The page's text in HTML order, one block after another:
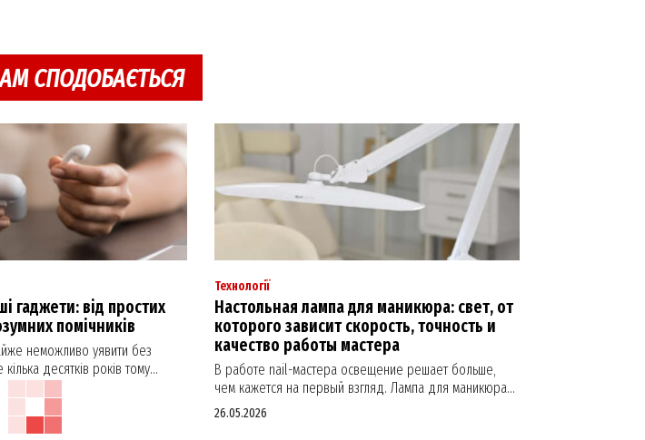
СПОДОБАЄТЬСЯ
гаджети: від простих
помічників
неможливо уявити без
десятків років тому...
Технології
Настольная лампа для маникюра: свет, от
которого зависит скорость, точность и
качество работы мастера
В работе nail-мастера освещение решает больше,
чем кажется на первый взгляд. Лампа для маникюра...
26.05.2026